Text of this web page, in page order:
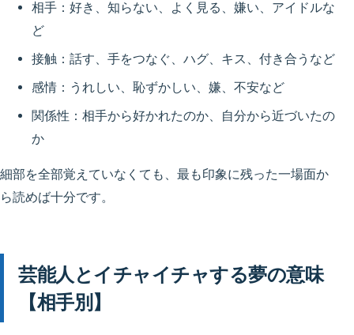
相手：好き、知らない、よく見る、嫌い、アイドルな
ど
接触：話す、手をつなぐ、ハグ、キス、付き合うなど
感情：うれしい、恥ずかしい、嫌、不安など
関係性：相手から好かれたのか、自分から近づいたの
か
細部を全部覚えていなくても、最も印象に残った一場面か
ら読めば十分です。
芸能人とイチャイチャする夢の意味
【相手別】